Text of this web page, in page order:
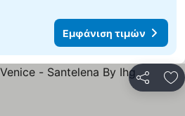
Εμφάνιση τιμών